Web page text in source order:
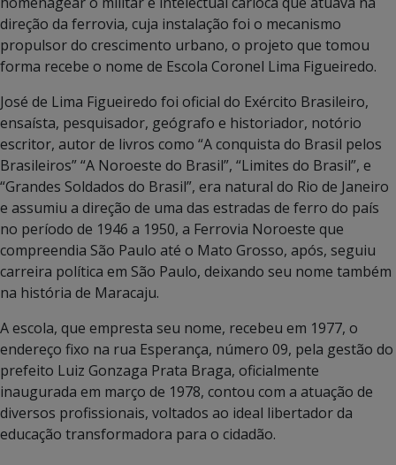
direção da ferrovia, cuja instalação foi o mecanismo
propulsor do crescimento urbano, o projeto que tomou
forma recebe o nome de Escola Coronel Lima Figueiredo.
José de Lima Figueiredo foi oficial do Exército Brasileiro,
ensaísta, pesquisador, geógrafo e historiador, notório
escritor, autor de livros como “A conquista do Brasil pelos
Brasileiros” “A Noroeste do Brasil”, “Limites do Brasil”, e
“Grandes Soldados do Brasil”, era natural do Rio de Janeiro
e assumiu a direção de uma das estradas de ferro do país
no período de 1946 a 1950, a Ferrovia Noroeste que
compreendia São Paulo até o Mato Grosso, após, seguiu
carreira política em São Paulo, deixando seu nome também
na história de Maracaju.
A escola, que empresta seu nome, recebeu em 1977, o
endereço fixo na rua Esperança, número 09, pela gestão do
prefeito Luiz Gonzaga Prata Braga, oficialmente
inaugurada em março de 1978, contou com a atuação de
diversos profissionais, voltados ao ideal libertador da
educação transformadora para o cidadão.